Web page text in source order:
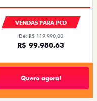
VENDAS PARA PCD
De: R$ 119.990,00
R$ 99.980,63
Quero agora!